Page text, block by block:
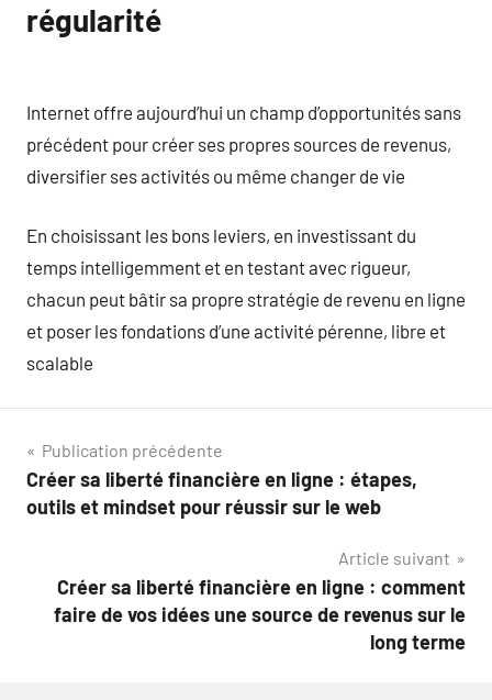
régularité
Internet offre aujourd’hui un champ d’opportunités sans
précédent pour créer ses propres sources de revenus,
diversifier ses activités ou même changer de vie
En choisissant les bons leviers, en investissant du
temps intelligemment et en testant avec rigueur,
chacun peut bâtir sa propre stratégie de revenu en ligne
et poser les fondations d’une activité pérenne, libre et
scalable
Navigation
de
Publication précédente
Créer sa liberté financière en ligne : étapes,
outils et mindset pour réussir sur le web
Article suivant
Créer sa liberté financière en ligne : comment
faire de vos idées une source de revenus sur le
long terme